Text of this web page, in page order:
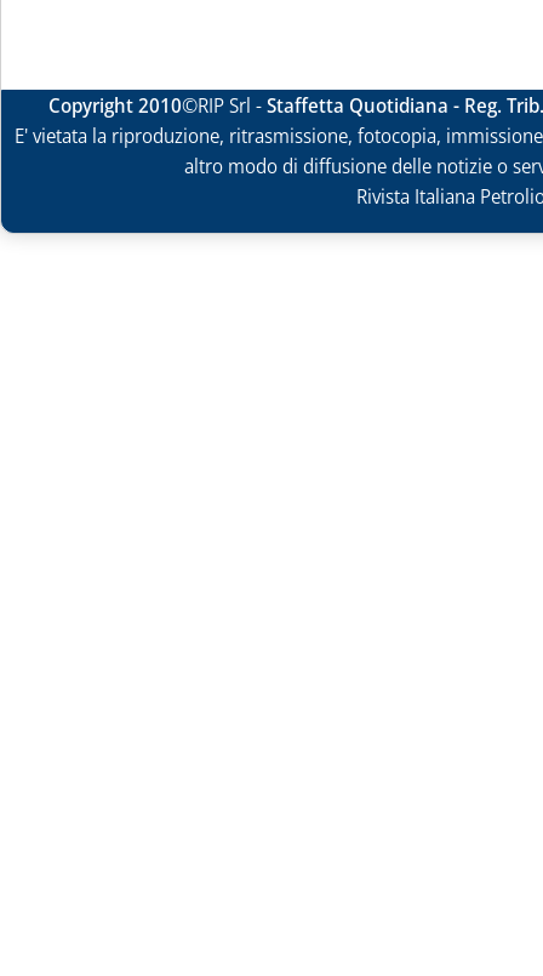
Copyright 2010©RIP Srl -Staffetta Quotidiana - Reg.
E' vietata la riproduzione, ritrasmissione, fotocopia,
altro modo di diffusione delle notizie o
Rivista Italiana